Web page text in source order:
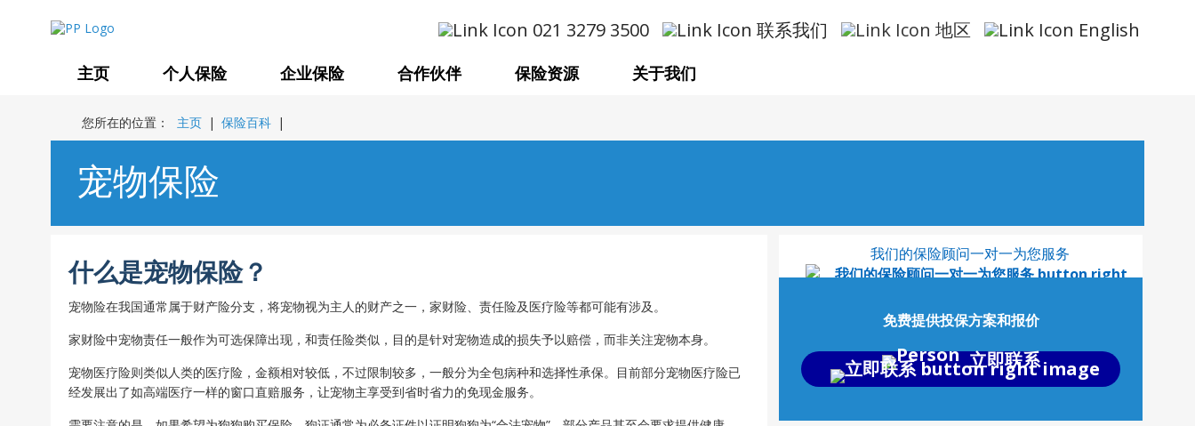
021 3279 3500 联系我们 地区 English
主页 个人保险 企业保险 合作伙伴 保险资源 关于我们
您所在的位置： 主页 | 保险百科 |
宠物保险
什么是宠物保险？
宠物险在我国通常属于财产险分支，将宠物视为主人的财产之一，家财险、责任险及医疗险等都可能有涉及。
家财险中宠物责任一般作为可选保障出现，和责任险类似，目的是针对宠物造成的损失予以赔偿，而非关注宠物本身。
宠物医疗险则类似人类的医疗险，金额相对较低，不过限制较多，一般分为全包病种和选择性承保。目前部分宠物医疗险已
经发展出了如高端医疗一样的窗口直赔服务，让宠物主享受到省时省力的免现金服务。
我们的保险顾问一对一为您服务
免费提供投保方案和报价
立即联系